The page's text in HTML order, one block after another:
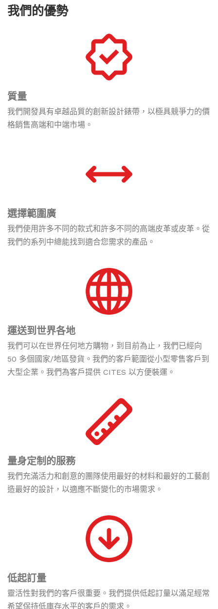
我們的優勢
質量
我們開發具有卓越品質的創新設計錶帶，以極具競爭力的價
格銷售高端和中端市場。
選擇範圍廣
我們使用許多不同的款式和許多不同的高端皮革或皮革。從
我們的系列中總能找到適合您需求的產品。
運送到世界各地
我們可以在世界任何地方購物，到目前為止，我們已經向
50 多個國家/地區發貨。我們的客戶範圍從小型零售客戶到
大型企業。我們為客戶提供 CITES 以方便裝運。
量身定制的服務
我們充滿活力和創意的團隊使用最好的材料和最好的工藝創
造最好的設計，以適應不斷變化的市場需求。
低起訂量
靈活性對我們的客戶很重要。我們提供低起訂量以滿足經常
希望保持低庫存水平的客戶的需求。